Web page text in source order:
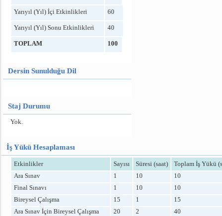
Yarıyıl (Yıl) İçi Etkinlikleri 60
Yarıyıl (Yıl) Sonu Etkinlikleri 40
TOPLAM 100
Dersin Sunulduğu Dil
Staj Durumu
Yok.
İş Yükü Hesaplaması
Etkinlikler Sayısı Süresi (saat)
Toplam İş Yükü
Ara Sınav
1 10
10
Final Sınavı
1 10
10
Bireysel Çalışma
15 1
15
Ara Sınav İçin Bireysel Çalışma
20 2
40